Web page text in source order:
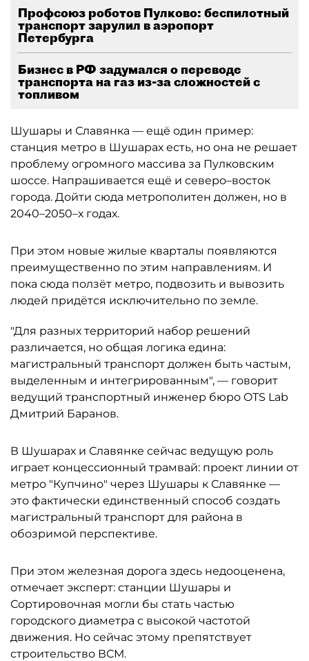
Профсоюз роботов Пулково: беспилотный
транспорт зарулил в аэропорт
Петербурга
Бизнес в РФ задумался о переводе
транспорта на газ из-за сложностей с
топливом
Шушары и Славянка — ещё один пример:
станция метро в Шушарах есть, но она не решает
проблему огромного массива за Пулковским
шоссе. Напрашивается ещё и северо–восток
города. Дойти сюда метрополитен должен, но в
2040–2050–х годах.
При этом новые жилые кварталы появляются
преимущественно по этим направлениям. И
пока сюда ползёт метро, подвозить и вывозить
людей придётся исключительно по земле.
"Для разных территорий набор решений
различается, но общая логика едина:
магистральный транспорт должен быть частым,
выделенным и интегрированным", — говорит
ведущий транспортный инженер бюро OTS Lab
Дмитрий Баранов.
В Шушарах и Славянке сейчас ведущую роль
играет концессионный трамвай: проект линии от
метро "Купчино" через Шушары к Славянке —
это фактически единственный способ создать
магистральный транспорт для района в
обозримой перспективе.
При этом железная дорога здесь недооценена,
отмечает эксперт: станции Шушары и
Сортировочная могли бы стать частью
городского диаметра с высокой частотой
движения. Но сейчас этому препятствует
строительство ВСМ.